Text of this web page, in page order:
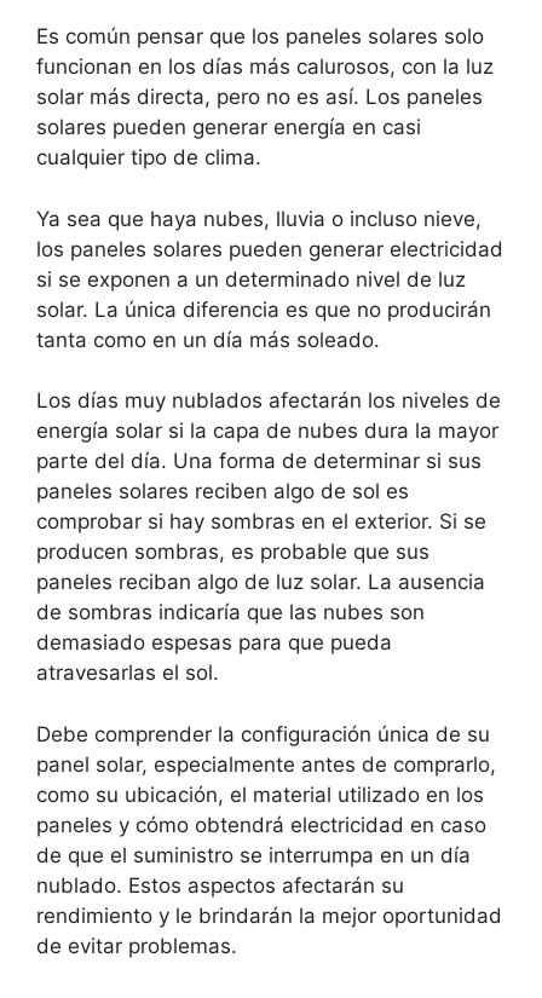
Es común pensar que los paneles solares solo
funcionan en los días más calurosos, con la luz
solar más directa, pero no es así. Los paneles
solares pueden generar energía en casi
cualquier tipo de clima.
Ya sea que haya nubes, lluvia o incluso nieve,
los paneles solares pueden generar electricidad
si se exponen a un determinado nivel de luz
solar. La única diferencia es que no producirán
tanta como en un día más soleado.
Los días muy nublados afectarán los niveles de
energía solar si la capa de nubes dura la mayor
parte del día. Una forma de determinar si sus
paneles solares reciben algo de sol es
comprobar si hay sombras en el exterior. Si se
producen sombras, es probable que sus
paneles reciban algo de luz solar. La ausencia
de sombras indicaría que las nubes son
demasiado espesas para que pueda
atravesarlas el sol.
Debe comprender la configuración única de su
panel solar, especialmente antes de comprarlo,
como su ubicación, el material utilizado en los
paneles y cómo obtendrá electricidad en caso
de que el suministro se interrumpa en un día
nublado. Estos aspectos afectarán su
rendimiento y le brindarán la mejor oportunidad
de evitar problemas.